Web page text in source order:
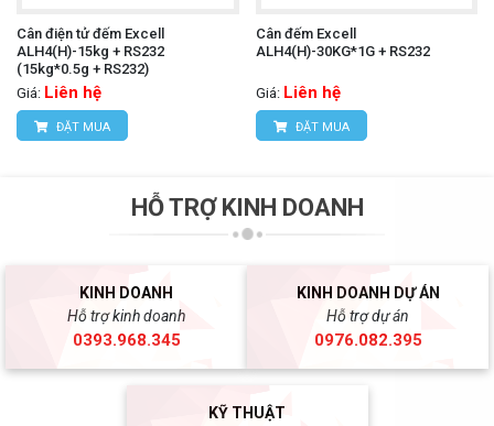
Cân điện tử đếm Excell
ALH4(H)-15kg + RS232
(15kg*0.5g + RS232)
Giá: Liên hệ
ĐẶT MUA
Cân đếm Excell
ALH4(H)-30KG*1G + RS232
Giá: Liên hệ
ĐẶT MUA
HỖ TRỢ KINH DOANH
KINH DOANH
Hỗ trợ kinh doanh
0393.968.345
KINH DOANH DỰ ÁN
Hỗ trợ dự án
0976.082.395
KỸ THUẬT